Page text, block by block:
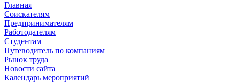
Главная
Соискателям
Предпринимателям
Работодателям
Студентам
Путеводитель по компаниям
Рынок труда
Новости сайта
Календарь мероприятий